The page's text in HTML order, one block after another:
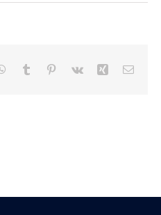
WhatsApp
Tumblr Pinterest
Vk XingCorreo